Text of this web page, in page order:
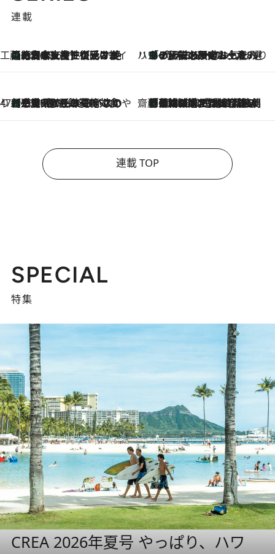
連載
工藤まやのおもてなしハワイ
2026.8.6
【ハワイ土産】ローカルの絶大な支持で復活！ 絶品の幻クッキー《元ファンの日本人女性が受け継いだ名店》 ハワイ賢者 リサのお気に入りリスト2026.8.6
あの伝説の限定トートも！ リニューアルした「ディーン＆デルーカ ハワイ」で必須のお土産8選
47都道府県の手みやげ ひんやりスイーツで夏を満喫
2026.8.6
【三重県】この夏絶対食べたい 冷やしておいしいおやつ3選 お餅×アイスの新感覚スイーツ 齋藤 薫 美容脳ルネサンス
2026.8.6
「荷物が増えるほど旅ストレスは増す」美容ジャーナリストがたどり着いた最終結論。“化粧品を劇的に減らす”感動の凝縮美容とは
連載 TOP
SPECIAL
特集
CREA 2026年夏号 やっぱり、ハワ